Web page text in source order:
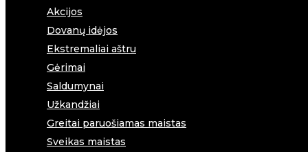
Akcijos
Dovanų idėjos
Ekstremaliai aštru
Gėrimai
Saldumynai
Užkandžiai
Greitai paruošiamas maistas
Sveikas maistas